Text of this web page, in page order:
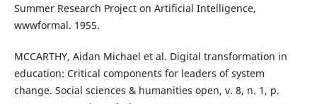
Summer Research Project on Artificial Intelligence,
wwwformal. 1955.
MCCARTHY, Aidan Michael et al. Digital transformation in
education: Critical components for leaders of system
change. Social sciences & humanities open, v. 8, n. 1, p.